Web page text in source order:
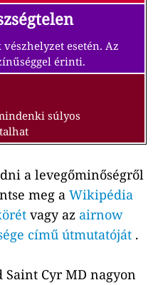
esetén. Az
érinti.
súlyos
a levegőminőségről
meg a Wikipédia
vagy az airnow
című útmutatóját .
Cyr MD nagyon